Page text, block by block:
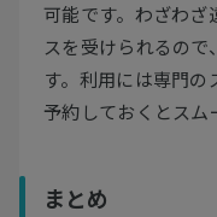
可能です。わざわざ
スを受けられるの
す。利用には専門
予約しておくとスム
まとめ